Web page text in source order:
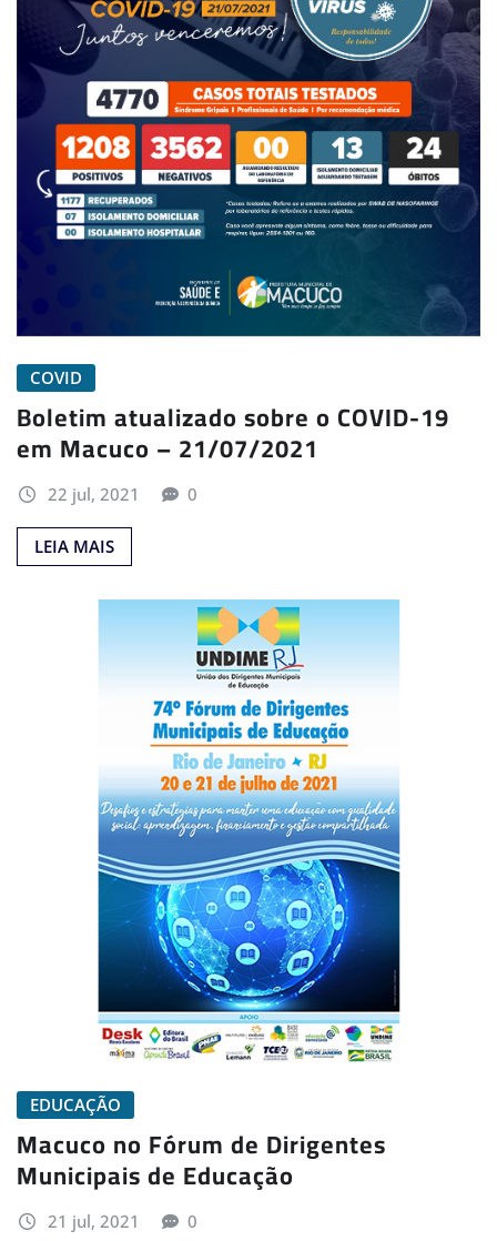
COVID
Boletim atualizado sobre o COVID-19
em Macuco – 21/07/2021
22 jul, 2021 0
LEIA MAIS
EDUCAÇÃO
Macuco no Fórum de Dirigentes
Municipais de Educação
21 jul, 2021 0